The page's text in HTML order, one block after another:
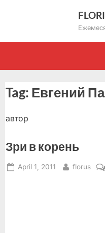
Tag: Евгений
автор
Зри в корень
Posted
April 1, 2011 By
florus